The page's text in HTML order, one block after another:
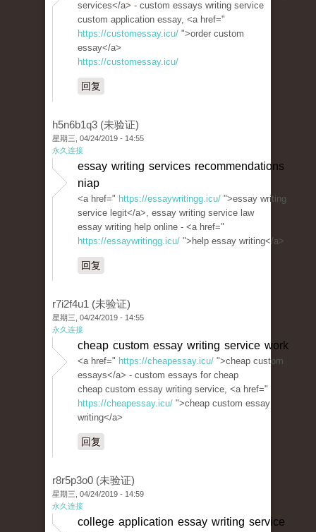
services</a> - custom essays writing service
custom application essay, <a href="
https://customessay.icu/ ">order custom
essay</a>
https://customessay.icu/
回复
h5n6b1q3 (未验证)
星期三, 04/24/2019 - 14:55
永久连接
essay writing services recommendations
niap
<a href=" https://essaywritingg.icu/ ">essay writing
service legit</a>, essay writing service law
essay writing help online - <a href="
https://essaywritingg.icu/ ">help essay writing</a>
回复
r7i2f4u1 (未验证)
星期三, 04/24/2019 - 14:55
永久连接
cheap custom essay writing service work
<a href=" https://cheapessay.icu/ ">cheap custom
essays</a> - custom essays for cheap
cheap custom essay writing service, <a href="
https://cheapessay.icu/ ">cheap custom essay
writing</a>
回复
r8r5p3o0 (未验证)
星期三, 04/24/2019 - 14:59
永久连接
college application essay writing service